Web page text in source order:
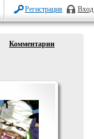
Регистрация Вход
Комментарии